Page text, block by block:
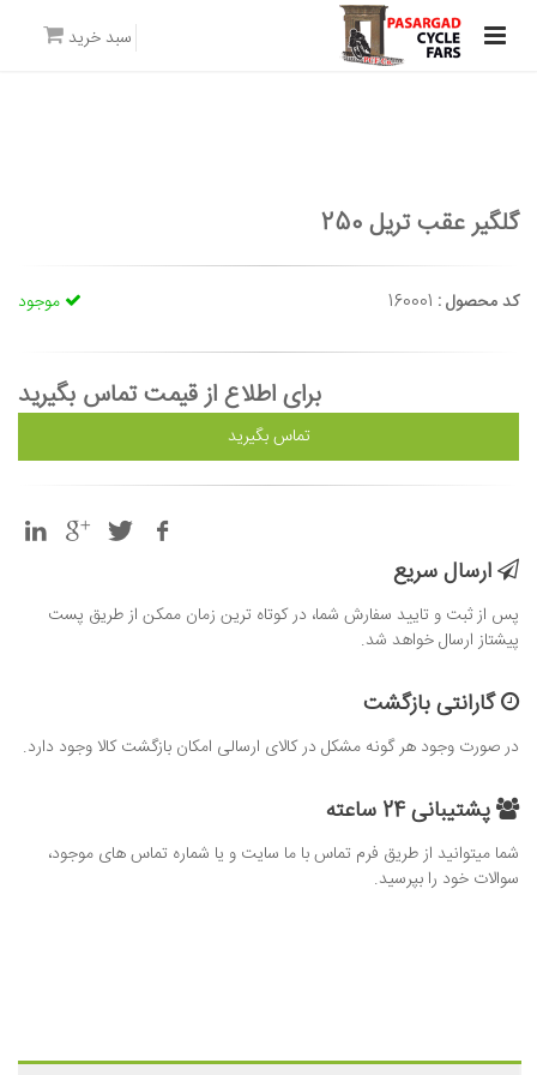
سبد خرید
گلگير عقب تريل 250
موجود کد محصول :
برای اطلاع از قیمت تماس بگیرید
تماس بگیرید
ارسال سریع
پس از ثبت و تایید سفارش شما، در کوتاه ترین زمان ممکن از طریق پست
پیشتاز ارسال خواهد شد.
گارانتی بازگشت
در صورت وجود هر گونه مشکل در کالای ارسالی امکان بازگشت کالا وجود دارد.
پشتیبانی 24 ساعته
شما میتوانید از طریق فرم تماس با ما سایت و یا شماره تماس های موجود،
سوالات خود را بپرسید.